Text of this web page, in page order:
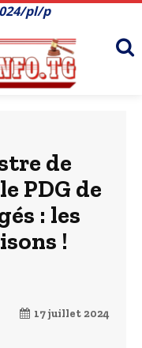
pl/p
de
PDG de
: les
!
17 juillet 2024